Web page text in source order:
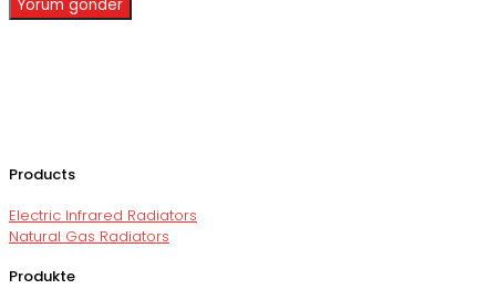
Products
Electric Infrared Radiators
Natural Gas Radiators
Produkte